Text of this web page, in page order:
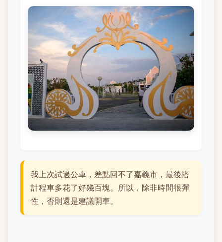
我上次試過公車，差點回不了嘉義市，最後搭
計程車多花了好幾百塊。所以，除非時間很彈
性，否則還是建議開車。